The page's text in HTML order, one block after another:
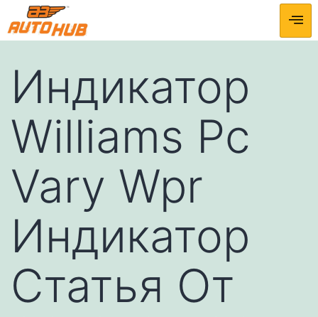
Индикатор
Williams Pc
Vary Wpr
Индикатор
Статья От